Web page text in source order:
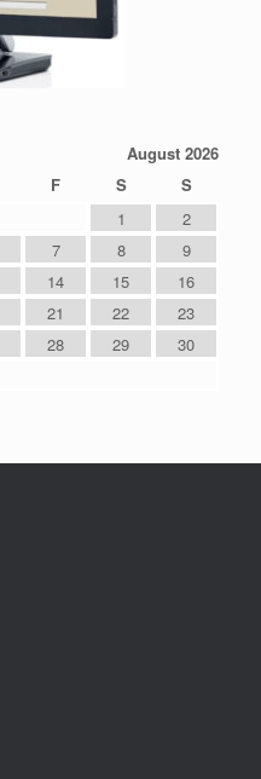
August 2026
F S
S
1
2
7 8
9
14 15
16
21 22
23
28 29
30